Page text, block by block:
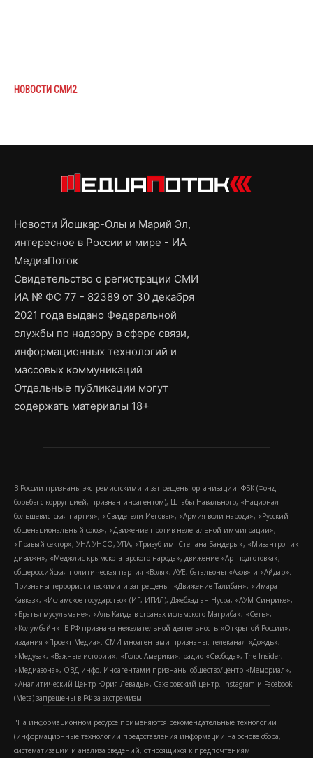
НОВОСТИ СМИ2
Новости Йошкар-Олы и Марий Эл,
интересное в России и мире - ИА
МедиаПоток
Свидетельство о регистрации СМИ
ИА № ФС 77 - 82389 от 30 декабря
2021 года выдано Федеральной
службы по надзору в сфере связи,
информационных технологий и
массовых коммуникаций
Отдельные публикации могут
содержать материалы 18+
В России признаны экстремистскими и запрещены организации: ФБК (Фонд
борьбы с коррупцией, признан иноагентом), Штабы Навального, «Национал-
большевистская партия», «Свидетели Иеговы», «Армия воли народа», «Русский
общенациональный союз», «Движение против нелегальной иммиграции»,
«Правый сектор», УНА-УНСО, УПА, «Тризуб им. Степана Бандеры», «Мизантропик
дивижн», «Меджлис крымскотатарского народа», движение «Артподготовка»,
общероссийская политическая партия «Воля», АУЕ, батальоны «Азов» и «Айдар».
Признаны террористическими и запрещены: «Движение Талибан», «Имарат
Кавказ», «Исламское государство» (ИГ, ИГИЛ), Джебхад-ан-Нусра, «АУМ Синрике»,
«Братья-мусульмане», «Аль-Каида в странах исламского Магриба», «Сеть»,
«Колумбайн». В РФ признана нежелательной деятельность «Открытой России»,
издания «Проект Медиа». СМИ-иноагентами признаны: телеканал «Дождь»,
«Медуза», «Важные истории», «Голос Америки», радио «Свобода», The Insider,
«Медиазона», ОВД-инфо. Иноагентами признаны общество/центр «Мемориал»,
«Аналитический Центр Юрия Левады», Сахаровский центр. Instagram и Facebook
(Metа) запрещены в РФ за экстремизм.
"На информационном ресурсе применяются рекомендательные технологии
(информационные технологии предоставления информации на основе сбора,
систематизации и анализа сведений, относящихся к предпочтениям